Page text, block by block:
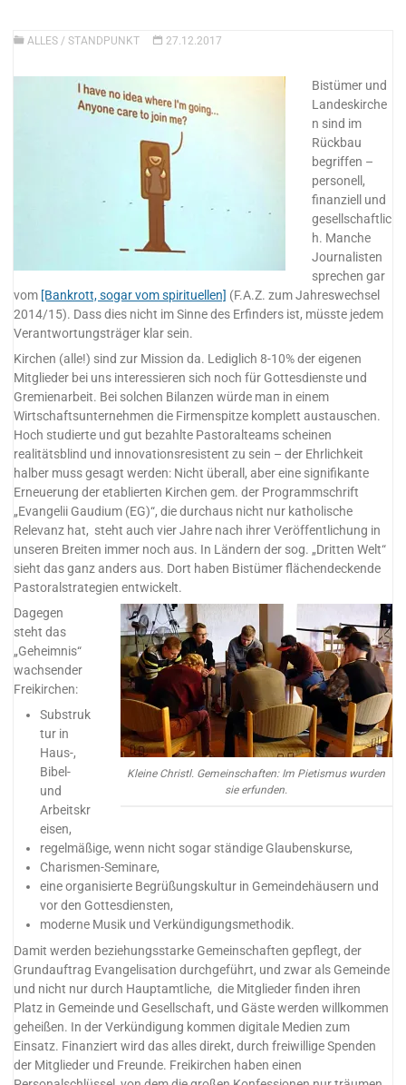
ALLES / STANDPUNKT 27.12.2017
Bistümer und
Landeskirche
n sind im
Rückbau
begriffen –
personell,
finanziell und
gesellschaftlic
h. Manche
Journalisten
sprechen gar
vom [Bankrott, sogar vom spirituellen] (F.A.Z. zum Jahreswechsel
2014/15). Dass dies nicht im Sinne des Erfinders ist, müsste jedem
Verantwortungsträger klar sein.
Kirchen (alle!) sind zur Mission da. Lediglich 8-10% der eigenen
Mitglieder bei uns interessieren sich noch für Gottesdienste und
Gremienarbeit. Bei solchen Bilanzen würde man in einem
Wirtschaftsunternehmen die Firmenspitze komplett austauschen.
Hoch studierte und gut bezahlte Pastoralteams scheinen
realitätsblind und innovationsresistent zu sein – der Ehrlichkeit
halber muss gesagt werden: Nicht überall, aber eine signifikante
Erneuerung der etablierten Kirchen gem. der Programmschrift
„Evangelii Gaudium (EG)“, die durchaus nicht nur katholische
Relevanz hat, steht auch vier Jahre nach ihrer Veröffentlichung in
unseren Breiten immer noch aus. In Ländern der sog. „Dritten Welt“
sieht das ganz anders aus. Dort haben Bistümer flächendeckende
Pastoralstrategien entwickelt.
Kleine Christl. Gemeinschaften: Im Pietismus wurden
sie erfunden.
Dagegen
steht das
„Geheimnis“
wachsender
Freikirchen:
Substruk
tur in
Haus-,
Bibel-
und
Arbeitskr
eisen,
regelmäßige, wenn nicht sogar ständige Glaubenskurse,
Charismen-Seminare,
eine organisierte Begrüßungskultur in Gemeindehäusern und
vor den Gottesdiensten,
moderne Musik und Verkündigungsmethodik.
Damit werden beziehungsstarke Gemeinschaften gepflegt, der
Grundauftrag Evangelisation durchgeführt, und zwar als Gemeinde
und nicht nur durch Hauptamtliche, die Mitglieder finden ihren
Platz in Gemeinde und Gesellschaft, und Gäste werden willkommen
geheißen. In der Verkündigung kommen digitale Medien zum
Einsatz. Finanziert wird das alles direkt, durch freiwillige Spenden
der Mitglieder und Freunde. Freikirchen haben einen